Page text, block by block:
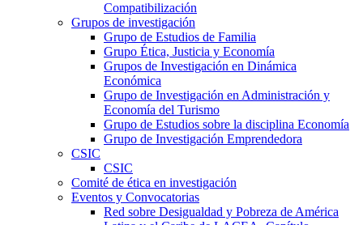
Compatibilización
Grupos de investigación
Grupo de Estudios de Familia
Grupo Ética, Justicia y Economía
Grupos de Investigación en Dinámica
Económica
Grupo de Investigación en Administración y
Economía del Turismo
Grupo de Estudios sobre la disciplina Economía
Grupo de Investigación Emprendedora
CSIC
CSIC
Comité de ética en investigación
Eventos y Convocatorias
Red sobre Desigualdad y Pobreza de América